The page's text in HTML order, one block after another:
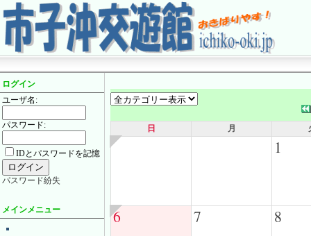
ログイン
ユーザ名:
パスワード:
IDとパスワードを記憶
パスワード紛失
メインメニュー
日 月
1
6 7 8